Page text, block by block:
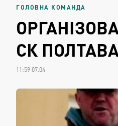
ГОЛОВНА КОМАНДА
СК
11:59 07.04